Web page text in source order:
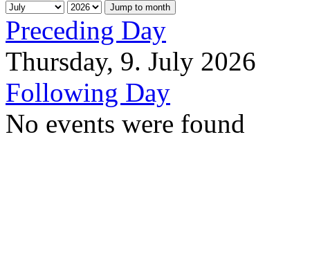
Jump to month
Preceding Day
Thursday, 9. July 2026
Following Day
No events were found